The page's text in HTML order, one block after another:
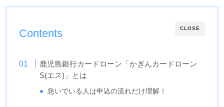
CLOSE
Contents
鹿児島銀行カードローン「かぎんカードローン
S(エス)」とは
急いでいる人は申込の流れだけ理解！